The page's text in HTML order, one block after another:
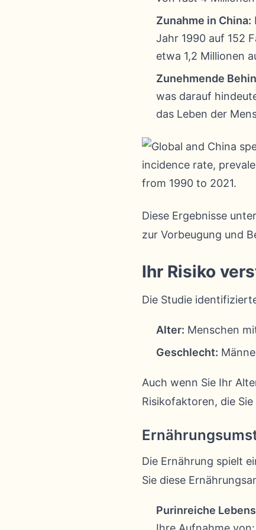
Zunahme in China:
Jahr 1990 auf 152
etwa 1,2 Millionen
Zunehmende
was darauf
das Leben der
Diese Ergebnisse
zur Vorbeugung und
Ihr Risiko
Die Studie
Alter: Menschen
Geschlecht:
Auch wenn Sie Ihr
Risikofaktoren, die Sie
Die Ernährung spielt
Sie diese
Purinreiche